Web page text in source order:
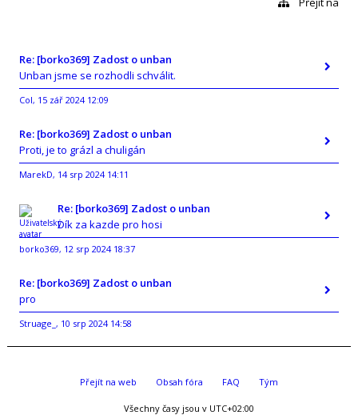
Re: [borko369] Zadost o unban
Unban jsme se rozhodli schválit.
Col, 15 zář 2024 12:09
Re: [borko369] Zadost o unban
Proti, je to grázl a chuligán
MarekD, 14 srp 2024 14:11
Re: [borko369] Zadost o unban
Dík za kazde pro hosi
borko369, 12 srp 2024 18:37
Re: [borko369] Zadost o unban
pro
Struage_ , 10 srp 2024 14:58
Přejít na web Obsah fóra FAQ Tým
Všechny časy jsou v UTC+02:00